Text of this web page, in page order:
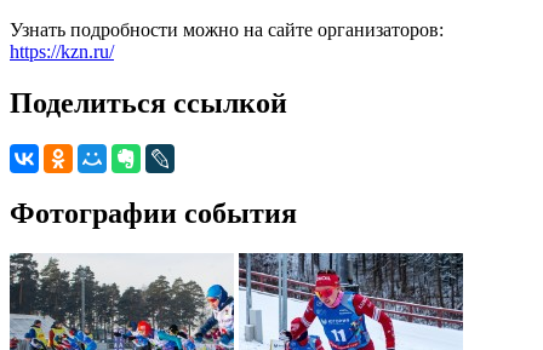
Узнать подробности можно на сайте организаторов:
https://kzn.ru/
Поделиться ссылкой
Фотографии события